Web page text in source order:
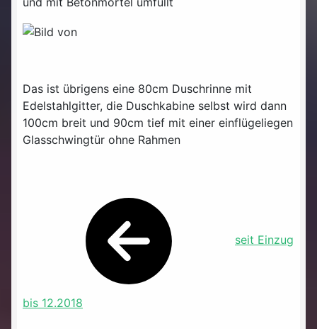
Das ist übrigens eine 80cm Duschrinne mit
Edelstahlgitter, die Duschkabine selbst wird dann
100cm breit und 90cm tief mit einer einflügeliegen
Glasschwingtür ohne Rahmen
seit Einzug
bis 12.2018